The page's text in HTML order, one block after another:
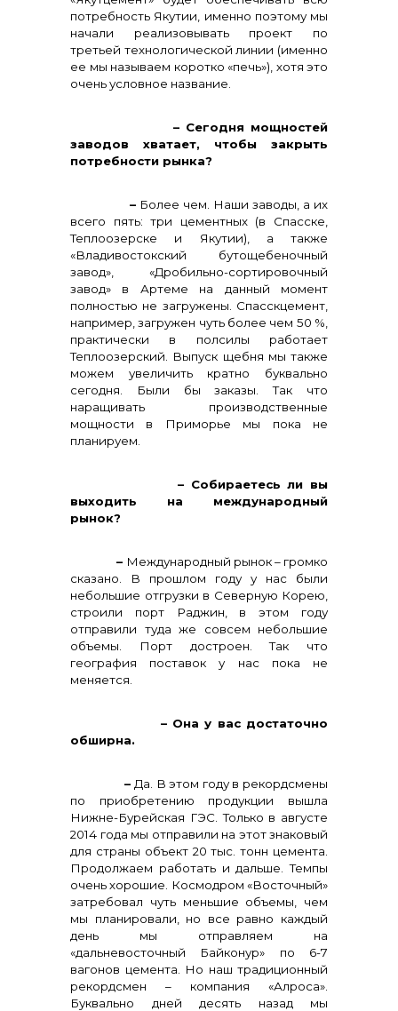
потребность Якутии, именно поэтому мы
начали реализовывать проект по
третьей технологической линии (именно
ее мы называем коротко «печь»), хотя это
очень условное название.
– Сегодня мощностей
заводов хватает, чтобы закрыть
потребности рынка?
– Более чем. Наши заводы, а их
всего пять: три цементных (в Спасске,
Теплоозерске и Якутии), а также
«Владивостокский бутощебеночный
завод», «Дробильно-сортировочный
завод» в Артеме на данный момент
полностью не загружены. Спасскцемент,
например, загружен чуть более чем 50 %,
практически в полсилы работает
Теплоозерский. Выпуск щебня мы также
можем увеличить кратно буквально
сегодня. Были бы заказы. Так что
наращивать производственные
мощности в Приморье мы пока не
планируем.
– Собираетесь ли вы
выходить на международный
рынок?
– Международный рынок – громко
сказано. В прошлом году у нас были
небольшие отгрузки в Северную Корею,
строили порт Раджин, в этом году
отправили туда же совсем небольшие
объемы. Порт достроен. Так что
география поставок у нас пока не
меняется.
– Она у вас достаточно
обширна.
– Да. В этом году в рекордсмены
по приобретению продукции вышла
Нижне-Бурейская ГЭС. Только в августе
2014 года мы отправили на этот знаковый
для страны объект 20 тыс. тонн цемента.
Продолжаем работать и дальше. Темпы
очень хорошие. Космодром «Восточный»
затребовал чуть меньшие объемы, чем
мы планировали, но все равно каждый
день мы отправляем на
«дальневосточный Байконур» по 6-7
вагонов цемента. Но наш традиционный
рекордсмен – компания «Алроса».
Буквально дней десять назад мы